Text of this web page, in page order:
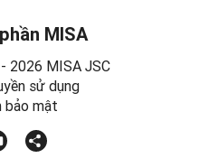
MISA
2026 MISA JSC
sử dụng
bảo mật